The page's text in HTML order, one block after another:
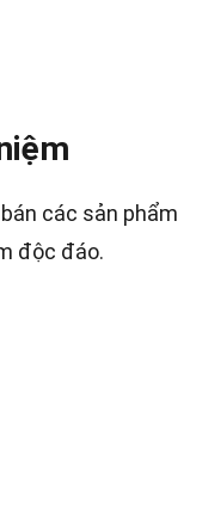
các sản phẩm
độc đáo.